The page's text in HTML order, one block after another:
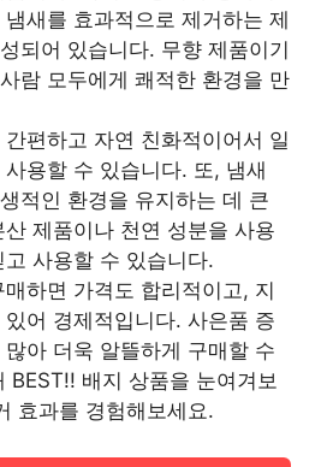
새를 효과적으로 제거하는 제
되어 있습니다. 무향 제품이기
람 모두에게 쾌적한 환경을 만
편하고 자연 친화적이어서 일
용할 수 있습니다. 또, 냄새
적인 환경을 유지하는 데 큰
제품이나 천연 성분을 사용
사용할 수 있습니다.
하면 가격도 합리적이고, 지
어 경제적입니다. 사은품 증
아 더욱 알뜰하게 구매할 수
BEST!! 배지 상품을 눈여겨보
효과를 경험해보세요.